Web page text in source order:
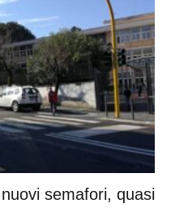
semafori, quasi